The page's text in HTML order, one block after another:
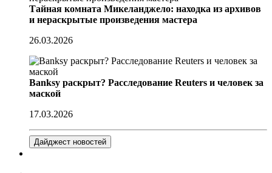
Тайная комната Микеланджело: находка из архивов
и нераскрытые произведения мастера
26.03.2026
Banksy раскрыт? Расследование Reuters и человек за
маской
17.03.2026
Дайджест новостей